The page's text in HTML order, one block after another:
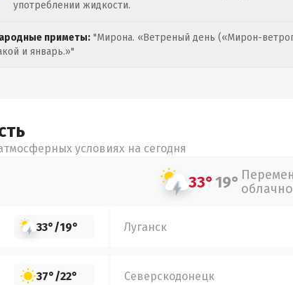
употреблении жидкости.
приметы: "Мирона. «Ветреный день («Мирон-
и январь.»"
условиях на сегодня
33°19°
33°/19° Луганск
37°/22° Северскодонецк